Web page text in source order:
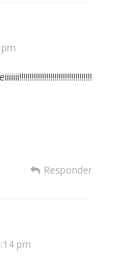
Responder
pm